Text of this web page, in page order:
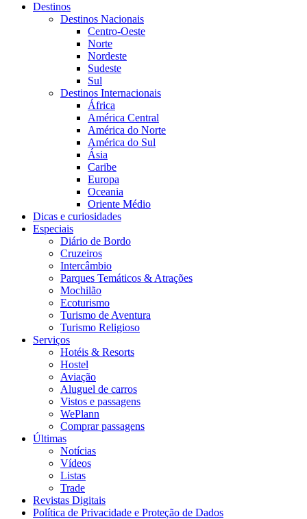
Destinos
Destinos Nacionais
Centro-Oeste
Norte
Nordeste
Sudeste
Sul
Destinos Internacionais
África
América Central
América do Norte
América do Sul
Ásia
Caribe
Europa
Oceania
Oriente Médio
Dicas e curiosidades
Especiais
Diário de Bordo
Cruzeiros
Intercâmbio
Parques Temáticos & Atrações
Mochilão
Ecoturismo
Turismo de Aventura
Turismo Religioso
Serviços
Hotéis & Resorts
Hostel
Aviação
Aluguel de carros
Vistos e passagens
WePlann
Comprar passagens
Últimas
Notícias
Vídeos
Listas
Trade
Revistas Digitais
Política de Privacidade e Proteção de Dados